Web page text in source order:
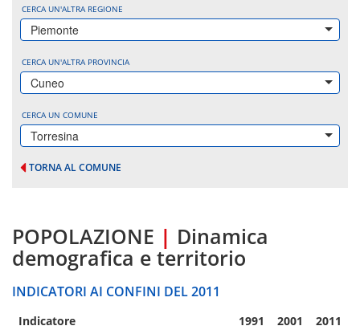
CERCA UN'ALTRA REGIONE
Piemonte
CERCA UN'ALTRA PROVINCIA
Cuneo
CERCA UN COMUNE
Torresina
TORNA AL COMUNE
POPOLAZIONE | Dinamica
demografica e territorio
INDICATORI AI CONFINI DEL 2011
Indicatore 1991 2001 2011